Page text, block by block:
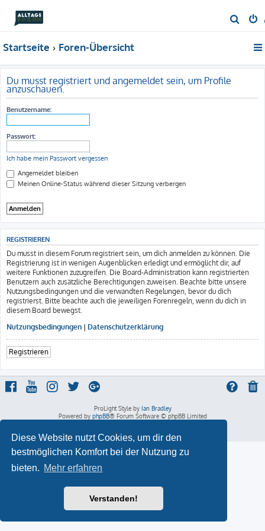
Diese Website nutzt Cookies, um dir den
bestmöglichen Komfort bei der Nutzung zu
bieten. Mehr erfahren
Verstanden!
u
Startseite Foren-Übersicht
Du musst registriert und angemeldet sein, um Profile
anzuschauen.
Benutzername:
Passwort:
Ich habe mein Passwort vergessen
Angemeldet bleiben
Meinen Online-Status während dieser Sitzung verbergen
REGISTRIEREN
Du musst in diesem Forum registriert sein, um dich anmelden zu können. Die
Registrierung ist in wenigen Augenblicken erledigt und ermöglicht dir, auf
weitere Funktionen zuzugreifen. Die Board-Administration kann registrierten
Benutzern auch zusätzliche Berechtigungen zuweisen. Beachte bitte unsere
Nutzungsbedingungen und die verwandten Regelungen, bevor du dich
registrierst. Bitte beachte auch die jeweiligen Forenregeln, wenn du dich in
diesem Board bewegst.
Nutzungsbedingungen | Datenschutzerklärung
Registrieren
ProLight Style by Ian Bradley
Powered by phpBB® Forum Software © phpBB Limited